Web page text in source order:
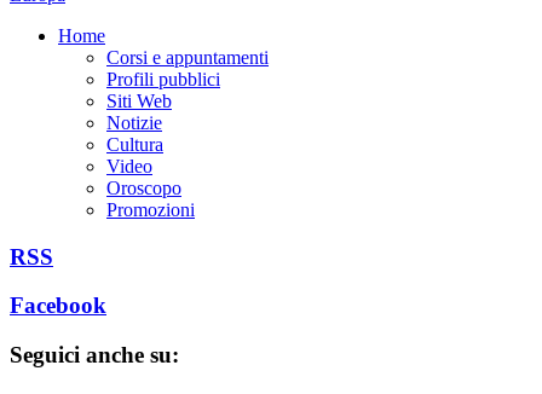
Home
Corsi e appuntamenti
Profili pubblici
Siti Web
Notizie
Cultura
Video
Oroscopo
Promozioni
RSS
Facebook
Seguici anche su: